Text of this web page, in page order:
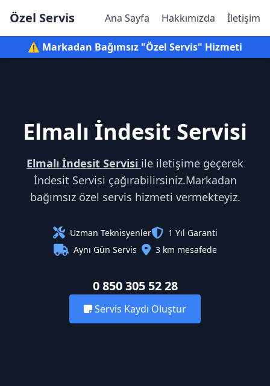
Özel Servis Ana Sayfa Hakkımızda İletişim
⚠️ Markadan Bağımsız "Özel Servis" Hizmeti
Elmalı İndesit Servisi
Elmalı İndesit Servisi ile iletişime geçerek
İndesit Servisi çağırabilirsiniz.Markadan
bağımsız özel servis hizmeti vermekteyiz.
Uzman Teknisyenler
1 Yıl Garanti
Aynı Gün Servis
3 km mesafede
0 850 305 52 28
Servis Kaydı Oluştur